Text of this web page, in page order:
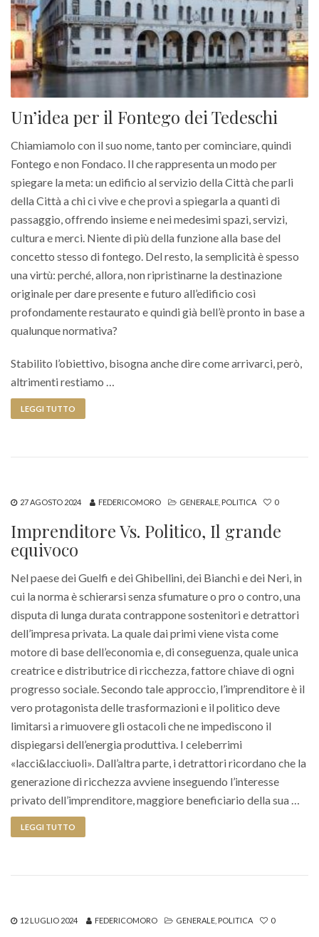
Un’idea per il Fontego dei Tedeschi
Chiamiamolo con il suo nome, tanto per cominciare, quindi
Fontego e non Fondaco. Il che rappresenta un modo per
spiegare la meta: un edificio al servizio della Città che parli
della Città a chi ci vive e che provi a spiegarla a quanti di
passaggio, offrendo insieme e nei medesimi spazi, servizi,
cultura e merci. Niente di più della funzione alla base del
concetto stesso di fontego. Del resto, la semplicità è spesso
una virtù: perché, allora, non ripristinarne la destinazione
originale per dare presente e futuro all’edificio così
profondamente restaurato e quindi già bell’è pronto in base a
qualunque normativa?
Stabilito l’obiettivo, bisogna anche dire come arrivarci, però,
altrimenti restiamo …
LEGGI TUTTO
27 AGOSTO 2024 FEDERICOMORO GENERALE POLITICA 0
Imprenditore Vs. Politico, Il grande
equivoco
Nel paese dei Guelfi e dei Ghibellini, dei Bianchi e dei Neri, in
cui la norma è schierarsi senza sfumature o pro o contro, una
disputa di lunga durata contrappone sostenitori e detrattori
dell’impresa privata. La quale dai primi viene vista come
motore di base dell’economia e, di conseguenza, quale unica
creatrice e distributrice di ricchezza, fattore chiave di ogni
progresso sociale. Secondo tale approccio, l’imprenditore è il
vero protagonista delle trasformazioni e il politico deve
limitarsi a rimuovere gli ostacoli che ne impediscono il
dispiegarsi dell’energia produttiva. I celeberrimi
«lacci&lacciuoli». Dall’altra parte, i detrattori ricordano che la
generazione di ricchezza avviene inseguendo l’interesse
privato dell’imprenditore, maggiore beneficiario della sua …
LEGGI TUTTO
12 LUGLIO 2024 FEDERICOMORO GENERALE POLITICA 0